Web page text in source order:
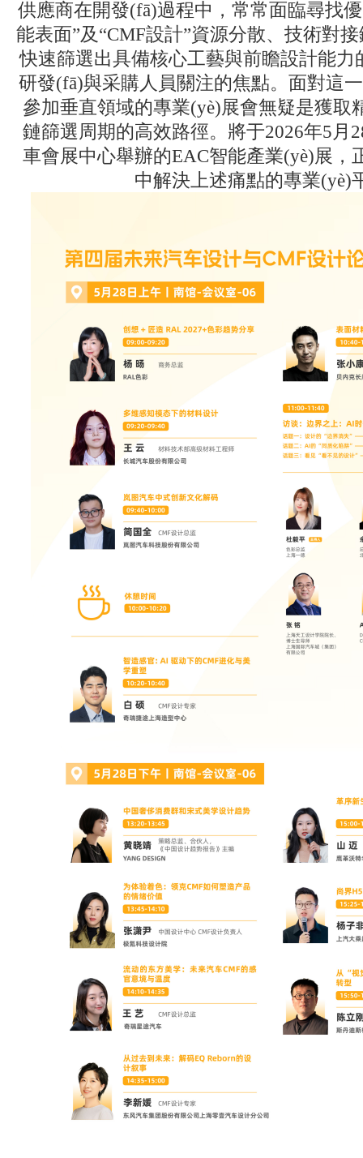
供應商在開發(fā)過程中，常常面臨尋找
能表面”及“CMF設計”資源分散、技術
快速篩選出具備核心工藝與前瞻設計能力
研發(fā)與采購人員關注的焦點。面對這一
參加垂直領域的專業(yè)展會無疑是獲取
鏈篩選周期的高效路徑。將于2026年5
車會展中心舉辦的EAC智能產業(yè)展，
中解決上述痛點的專業(yè)平